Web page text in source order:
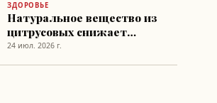
ЗДОРОВЬЕ
Натуральное вещество из
цитрусовых снижает
жировые отложения в
24 июл. 2026 г.